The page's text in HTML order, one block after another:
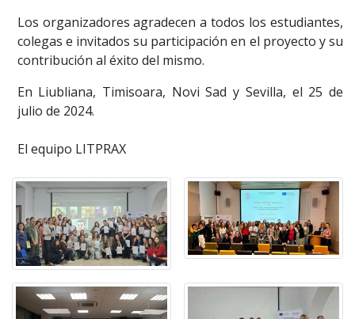
Los organizadores agradecen a todos los estudiantes,
colegas e invitados su participación en el proyecto y su
contribución al éxito del mismo.
En Liubliana, Timisoara, Novi Sad y Sevilla, el 25 de
julio de 2024.
El equipo LITPRAX